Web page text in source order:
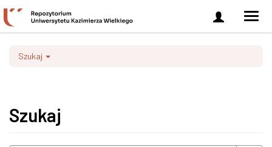
Zaloguj
się
Szukaj
Szukaj